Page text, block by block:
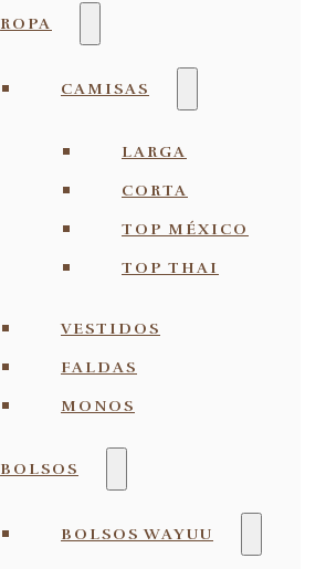
ROPA
CAMISAS
LARGA
CORTA
TOP MÉXICO
TOP THAI
VESTIDOS
FALDAS
MONOS
BOLSOS
BOLSOS WAYUU